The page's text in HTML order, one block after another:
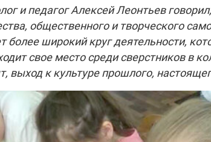
и педагог Алексей Леонтьев
общественного и творческого
более широкий круг деятельности,
свое место среди сверстников в
выход к культуре прошлого,